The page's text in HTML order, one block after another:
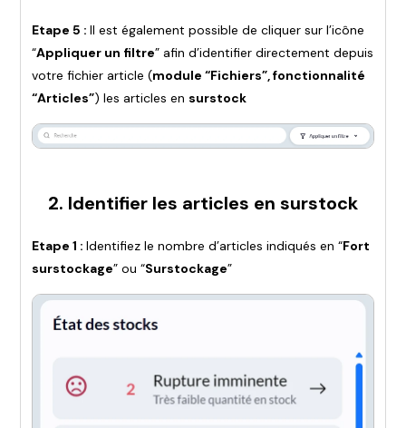
Etape 5 :Il est également possible de cliquer sur l’icône
“Appliquer un filtre” afin d’identifier directement depuis
votre fichier article (module “Fichiers”, fonctionnalité
“Articles”) les articles en surstock
2. Identifier les articles en surstock
Etape 1 :Identifiez le nombre d’articles indiqués en “Fort
surstockage” ou “Surstockage”